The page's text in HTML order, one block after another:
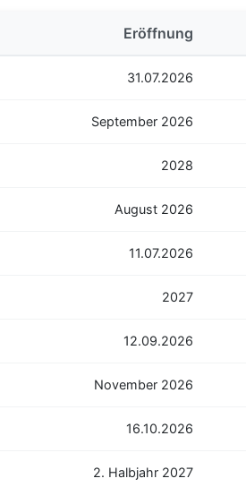
Eröffnung
31.07.2026
September 2026
2028
August 2026
11.07.2026
2027
12.09.2026
November 2026
16.10.2026
2. Halbjahr 2027